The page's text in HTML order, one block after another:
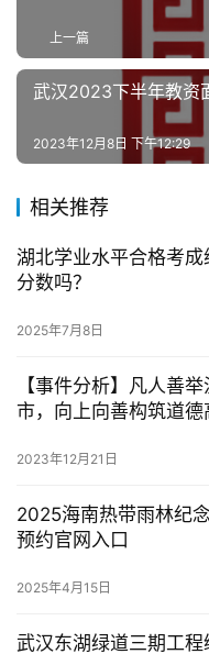
关
我
服
务
导
航
上一篇
武汉2023下半年教资
2023年12月8日 下午12:29
相关推荐
湖北学业水平合格考成
分数吗？
2025年7月8日
【事件分析】凡人善
市，向上向善构筑道德
2023年12月21日
2025海南热带雨林纪
预约官网入口
2025年4月15日
武汉东湖绿道三期工程